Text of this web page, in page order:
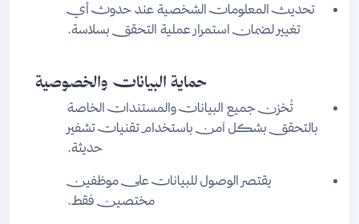
تحديث المعلومات الشخصية عند حدوث أي
تغيير لضمان استمرار عملية التحقق بسلاسة.
حماية البيانات والخصوصية
تُخزن جميع البيانات والمستندات الخاصة
بالتحقق بشكل آمن باستخدام تقنيات تشفير
حديثة.
يقتصر الوصول للبيانات على موظفين
مختصين فقط.